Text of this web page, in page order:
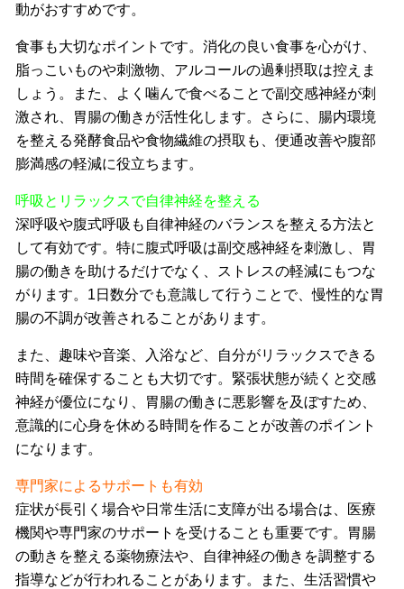
動がおすすめです。
食事も大切なポイントです。消化の良い食事を心がけ、
脂っこいものや刺激物、アルコールの過剰摂取は控えま
しょう。また、よく噛んで食べることで副交感神経が刺
激され、胃腸の働きが活性化します。さらに、腸内環境
を整える発酵食品や食物繊維の摂取も、便通改善や腹部
膨満感の軽減に役立ちます。
呼吸とリラックスで自律神経を整える
深呼吸や腹式呼吸も自律神経のバランスを整える方法と
して有効です。特に腹式呼吸は副交感神経を刺激し、胃
腸の働きを助けるだけでなく、ストレスの軽減にもつな
がります。1日数分でも意識して行うことで、慢性的な胃
腸の不調が改善されることがあります。
また、趣味や音楽、入浴など、自分がリラックスできる
時間を確保することも大切です。緊張状態が続くと交感
神経が優位になり、胃腸の働きに悪影響を及ぼすため、
意識的に心身を休める時間を作ることが改善のポイント
になります。
専門家によるサポートも有効
症状が長引く場合や日常生活に支障が出る場合は、医療
機関や専門家のサポートを受けることも重要です。胃腸
の動きを整える薬物療法や、自律神経の働きを調整する
指導などが行われることがあります。また、生活習慣や